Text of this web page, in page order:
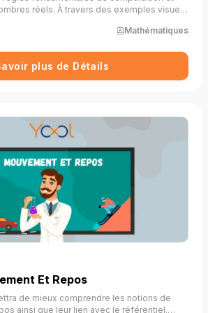
réels. À travers des exemples visuels
comment les opérations (addition,
progressive et concrète permet d’ancrer
dans des représentations
Mathématiques
plus de Détails
Et Repos
de mieux comprendre les notions de
ainsi que leur lien avec le référentiel.